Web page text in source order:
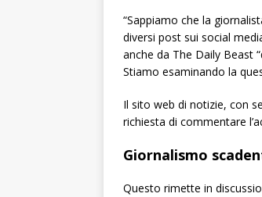
“Sappiamo che la
diversi post sui social
anche da The Daily Beast
Stiamo esaminando la
Il sito web di notizie, con
richiesta di commentare
Giornalismo
Questo rimette in